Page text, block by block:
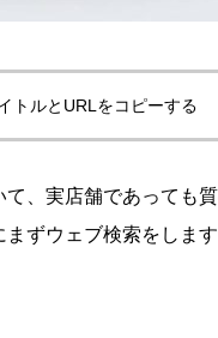
トルとURLをコピーする
、実店舗であっても
ずウェブ検索をしま